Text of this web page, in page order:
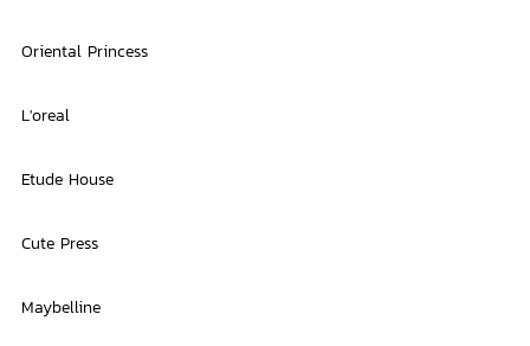
Oriental Princess
L'oreal
Etude House
Cute Press
Maybelline